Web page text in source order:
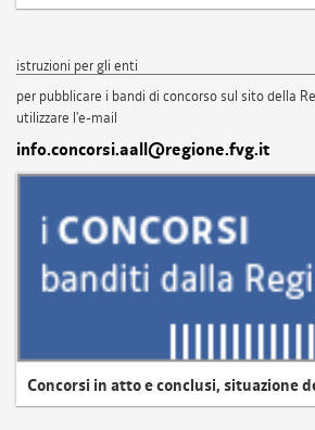
istruzioni per gli enti
per pubblicare i bandi di concorso sul sito della
utilizzare l'e-mail
info.concorsi.aall@regione.fvg.it
Concorsi in atto e conclusi, situazione